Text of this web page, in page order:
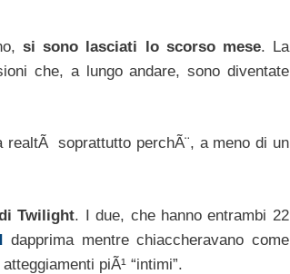
si sono lasciati lo scorso mese. La
che, a lungo andare, sono diventate
realtÃ soprattutto perchÃ¨, a meno di un
Twilight. I due, che hanno entrambi 22
dapprima mentre chiaccheravano come
piÃ¹ “intimi”.